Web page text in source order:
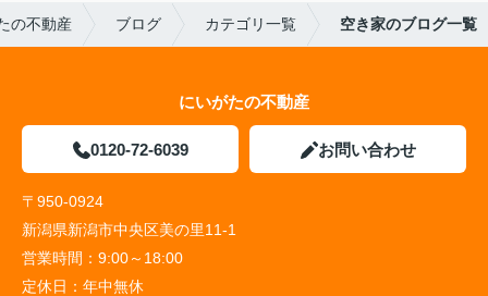
の不動産 ブログ カテゴリ一覧 空き家のブログ一覧
にいがたの不動産
0120-72-6039 お問い合わせ
〒950-0924
新潟県新潟市中央区美の里11-1
営業時間： 9:00～18:00
定休日： 年中無休